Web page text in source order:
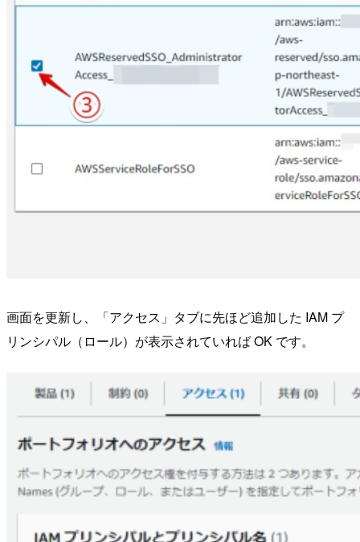
画面を更新し、「アクセス」タブに先ほど追加した IAM プ
リンシパル（ロール）が表示されていれば OK です。